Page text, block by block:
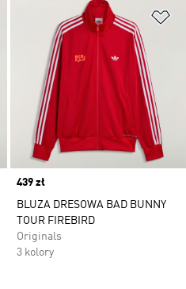
Dodaj do listy życzeń
Price
439 zł
BLUZA DRESOWA BAD BUNNY
TOUR FIREBIRD
Originals
3 kolory